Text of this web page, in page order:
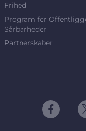
Frihed
Program for
Sårbarheder
Partnerskaber